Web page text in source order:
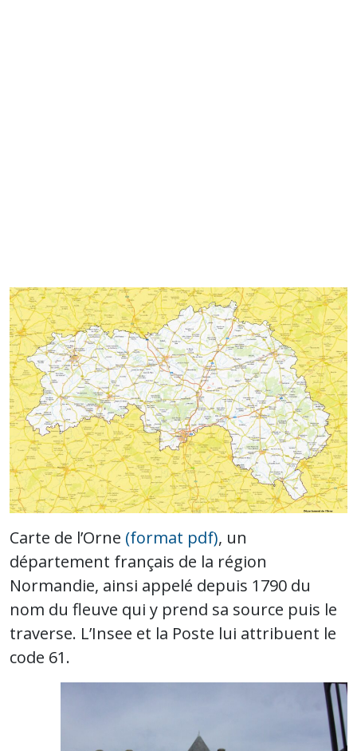
Carte de l’Orne (format pdf), un
département français de la région
Normandie, ainsi appelé depuis 1790 du
nom du fleuve qui y prend sa source puis le
traverse. L’Insee et la Poste lui attribuent le
code 61.